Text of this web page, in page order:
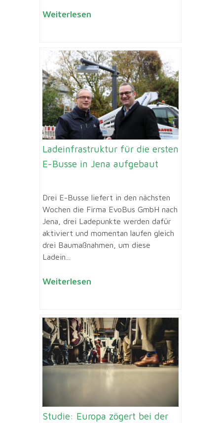
Weiterlesen
Ladeinfrastruktur für die ersten
E-Busse in Jena aufgebaut
Drei E-Busse liefert in den nächsten
Wochen die Firma EvoBus GmbH nach
Jena, drei Ladepunkte werden dafür
aktiviert und momentan laufen gleich
drei Baumaßnahmen, um diese
Ladein...
Weiterlesen
Studie: Europa zögert bei der